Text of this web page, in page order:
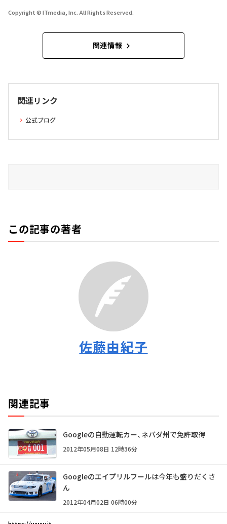
Copyright © ITmedia, Inc. All Rights Reserved.
関連情報
関連リンク
公式ブログ
この記事の著者
佐藤由紀子
関連記事
Googleの自動運転カー、ネバダ州で免許取得
2012年05月08日 12時36分
Googleのエイプリルフールは今年も盛りだくさ
ん
2012年04月02日 06時00分